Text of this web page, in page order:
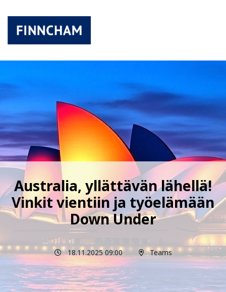
Australia, yllättävän lähellä!
Vinkit vientiin ja työelämään
Down Under
18.11.2025 09:00 Teams